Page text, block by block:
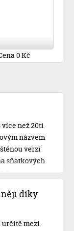
0 Kč
více než 20ti
názvem
verzi
sňatkových
a
díky
určitě mezi